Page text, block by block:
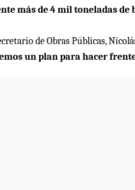
más de 4 mil toneladas de
de Obras Públicas,
un plan para hacer